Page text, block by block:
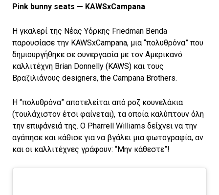
Pink bunny seats — KAWSxCampana
Η γκαλερί της Νέας Υόρκης Friedman Benda
παρουσίασε την KAWSxCampana, μια “πολυθρόνα” που
δημιουργήθηκε σε συνεργασία με τον Αμερικανό
καλλιτέχνη Brian Donnelly (KAWS) και τους
Βραζιλιάνους designers, the Campana Brothers.
Η “πολυθρόνα” αποτελείται από ροζ κουνελάκια
(τουλάχιστον έτσι φαίνεται), τα οποία καλύπτουν όλη
την επιφάνειά της. Ο Pharrell Williams δείχνει να την
αγάπησε και κάθισε για να βγάλει μια φωτογραφία, αν
και οι καλλιτέχνες γράφουν: “Μην κάθεστε”!